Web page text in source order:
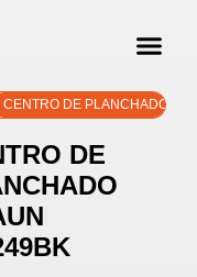
CENTRO DE PLANCHADO
DE